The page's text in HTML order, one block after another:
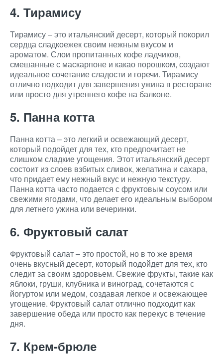
4. Тирамису
Тирамису – это итальянский десерт, который покорил
сердца сладкоежек своим нежным вкусом и
ароматом. Слои пропитанных кофе ладчиков,
смешанные с маскарпоне и какао порошком, создают
идеальное сочетание сладости и горечи. Тирамису
отлично подходит для завершения ужина в ресторане
или просто для утреннего кофе на балконе.
5. Панна котта
Панна котта – это легкий и освежающий десерт,
который подойдет для тех, кто предпочитает не
слишком сладкие угощения. Этот итальянский десерт
состоит из слоев взбитых сливок, желатина и сахара,
что придает ему нежный вкус и нежную текстуру.
Панна котта часто подается с фруктовым соусом или
свежими ягодами, что делает его идеальным выбором
для летнего ужина или вечеринки.
6. Фруктовый салат
Фруктовый салат – это простой, но в то же время
очень вкусный десерт, который подойдет для тех, кто
следит за своим здоровьем. Свежие фрукты, такие как
яблоки, груши, клубника и виноград, сочетаются с
йогуртом или медом, создавая легкое и освежающее
угощение. Фруктовый салат отлично подходит как
завершение обеда или просто как перекус в течение
дня.
7. Крем-брюле